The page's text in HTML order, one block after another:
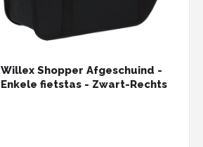
Willex Shopper Afgeschuind -
Enkele fietstas - Zwart-Rechts